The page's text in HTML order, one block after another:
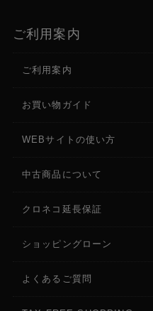
2.7K (9:16)：
スーパーナイト
1080p (16:9)：
2.7K (9:16)：
1080p (9:16)：
スローモーション
2.7K：4倍 (120fps)
ご利用案内
ご利用案内
お買い物ガイド
WEBサイトの使い方
中古商品について
クロネコ延長保証
ショッピングローン
よくあるご質問